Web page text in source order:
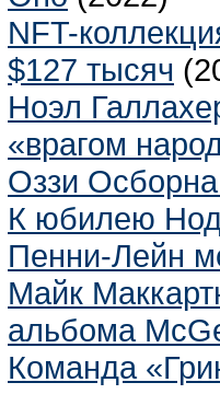
NFT-
$127 тысяч
Ноэл
«врагом
Оззи
К юбилею
Пенни-Лейн
Майк
альбома
Команда